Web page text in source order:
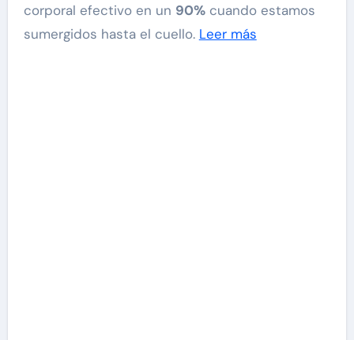
corporal efectivo en un 90%cuando estamos
sumergidos hasta el cuello. Leer más